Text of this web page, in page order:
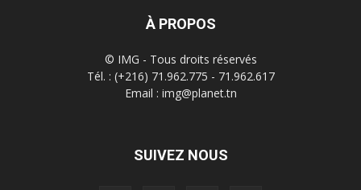
À PROPOS
© IMG - Tous droits réservés
Tél. : (+216) 71.962.775 - 71.962.617
Email : img@planet.tn
SUIVEZ NOUS